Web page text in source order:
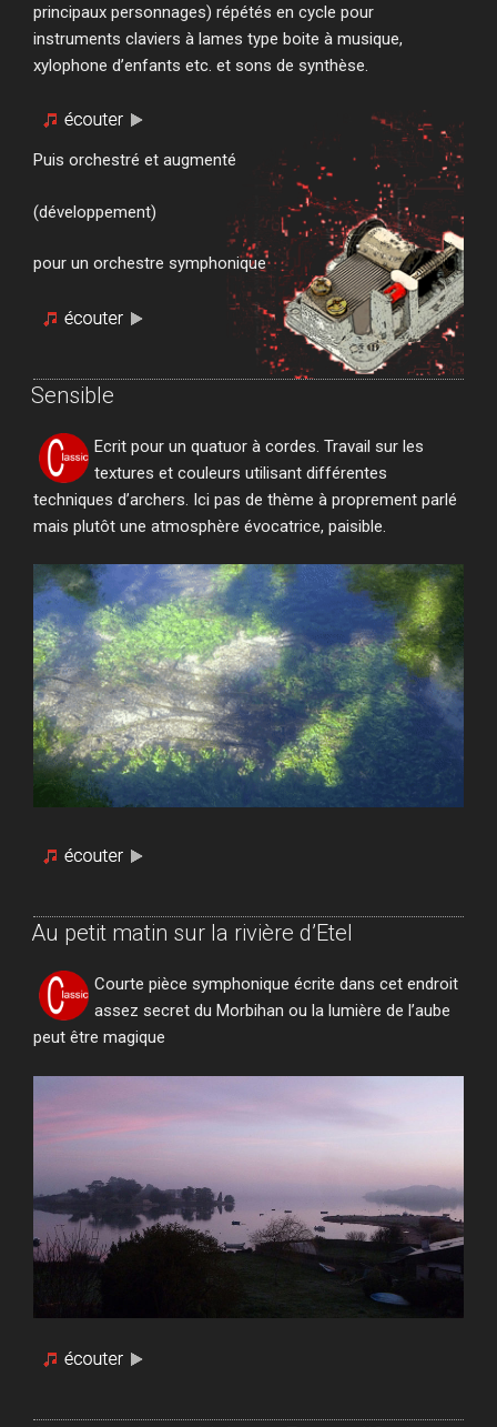
principaux personnages) répétés en cycle pour
instruments claviers à lames type boite à musique,
xylophone d’enfants etc. et sons de synthèse.
Puis orchestré et augmenté
(développement)
pour un orchestre symphonique
Sensible
Ecrit pour un quatuor à cordes. Travail sur les
textures et couleurs utilisant différentes
techniques d’archers. Ici pas de thème à proprement parlé
mais plutôt une atmosphère évocatrice, paisible.
Au petit matin sur la rivière d’Etel
Courte pièce symphonique écrite dans cet endroit
assez secret du Morbihan ou la lumière de l’aube
peut être magique